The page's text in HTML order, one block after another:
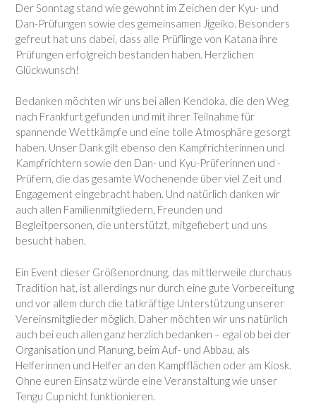
Der Sonntag stand wie gewohnt im Zeichen der Kyu- und
Dan-Prüfungen sowie des gemeinsamen Jigeiko. Besonders
gefreut hat uns dabei, dass alle Prüflinge von Katana ihre
Prüfungen erfolgreich bestanden haben. Herzlichen
Glückwunsch!
Bedanken möchten wir uns bei allen Kendoka, die den Weg
nach Frankfurt gefunden und mit ihrer Teilnahme für
spannende Wettkämpfe und eine tolle Atmosphäre gesorgt
haben. Unser Dank gilt ebenso den Kampfrichterinnen und
Kampfrichtern sowie den Dan- und Kyu-Prüferinnen und -
Prüfern, die das gesamte Wochenende über viel Zeit und
Engagement eingebracht haben. Und natürlich danken wir
auch allen Familienmitgliedern, Freunden und
Begleitpersonen, die unterstützt, mitgefiebert und uns
besucht haben.
Ein Event dieser Größenordnung, das mittlerweile durchaus
Tradition hat, ist allerdings nur durch eine gute Vorbereitung
und vor allem durch die tatkräftige Unterstützung unserer
Vereinsmitglieder möglich. Daher möchten wir uns natürlich
auch bei euch allen ganz herzlich bedanken – egal ob bei der
Organisation und Planung, beim Auf- und Abbau, als
Helferinnen und Helfer an den Kampfflächen oder am Kiosk.
Ohne euren Einsatz würde eine Veranstaltung wie unser
Tengu Cup nicht funktionieren.